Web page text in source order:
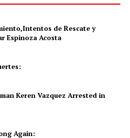
de Rescate y
Espinoza Acosta
Keren Vazquez Arrested in
Again: